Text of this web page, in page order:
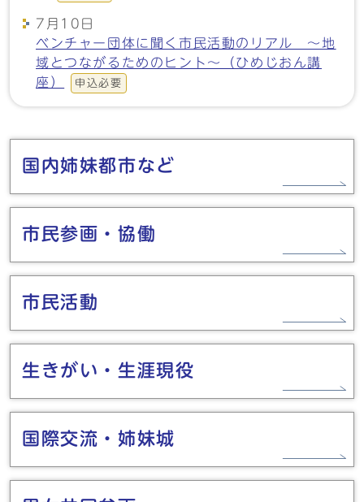
7月10日
ベンチャー団体に聞く市民活動のリアル ～地
域とつながるためのヒント～（ひめじおん講
座）
申込必要
メインメニュー
国内姉妹都市など
市民参画・協働
市民活動
生きがい・生涯現役
国際交流・姉妹城